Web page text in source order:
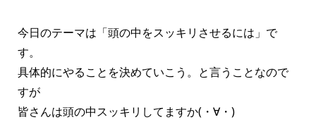
今日のテーマは「頭の中をスッキリさせるには」で
す。
具体的にやることを決めていこう。と言うことなので
すが
皆さんは頭の中スッキリしてますか(・∀・)